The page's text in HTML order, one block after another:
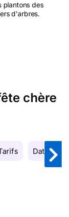
plantons des
d'arbres.
chère
Date de